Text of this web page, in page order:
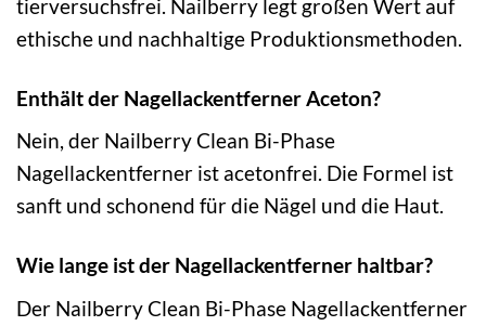
tierversuchsfrei. Nailberry legt großen Wert auf
ethische und nachhaltige Produktionsmethoden.
Enthält der Nagellackentferner Aceton?
Nein, der Nailberry Clean Bi-Phase
Nagellackentferner ist acetonfrei. Die Formel ist
sanft und schonend für die Nägel und die Haut.
Wie lange ist der Nagellackentferner haltbar?
Der Nailberry Clean Bi-Phase Nagellackentferner